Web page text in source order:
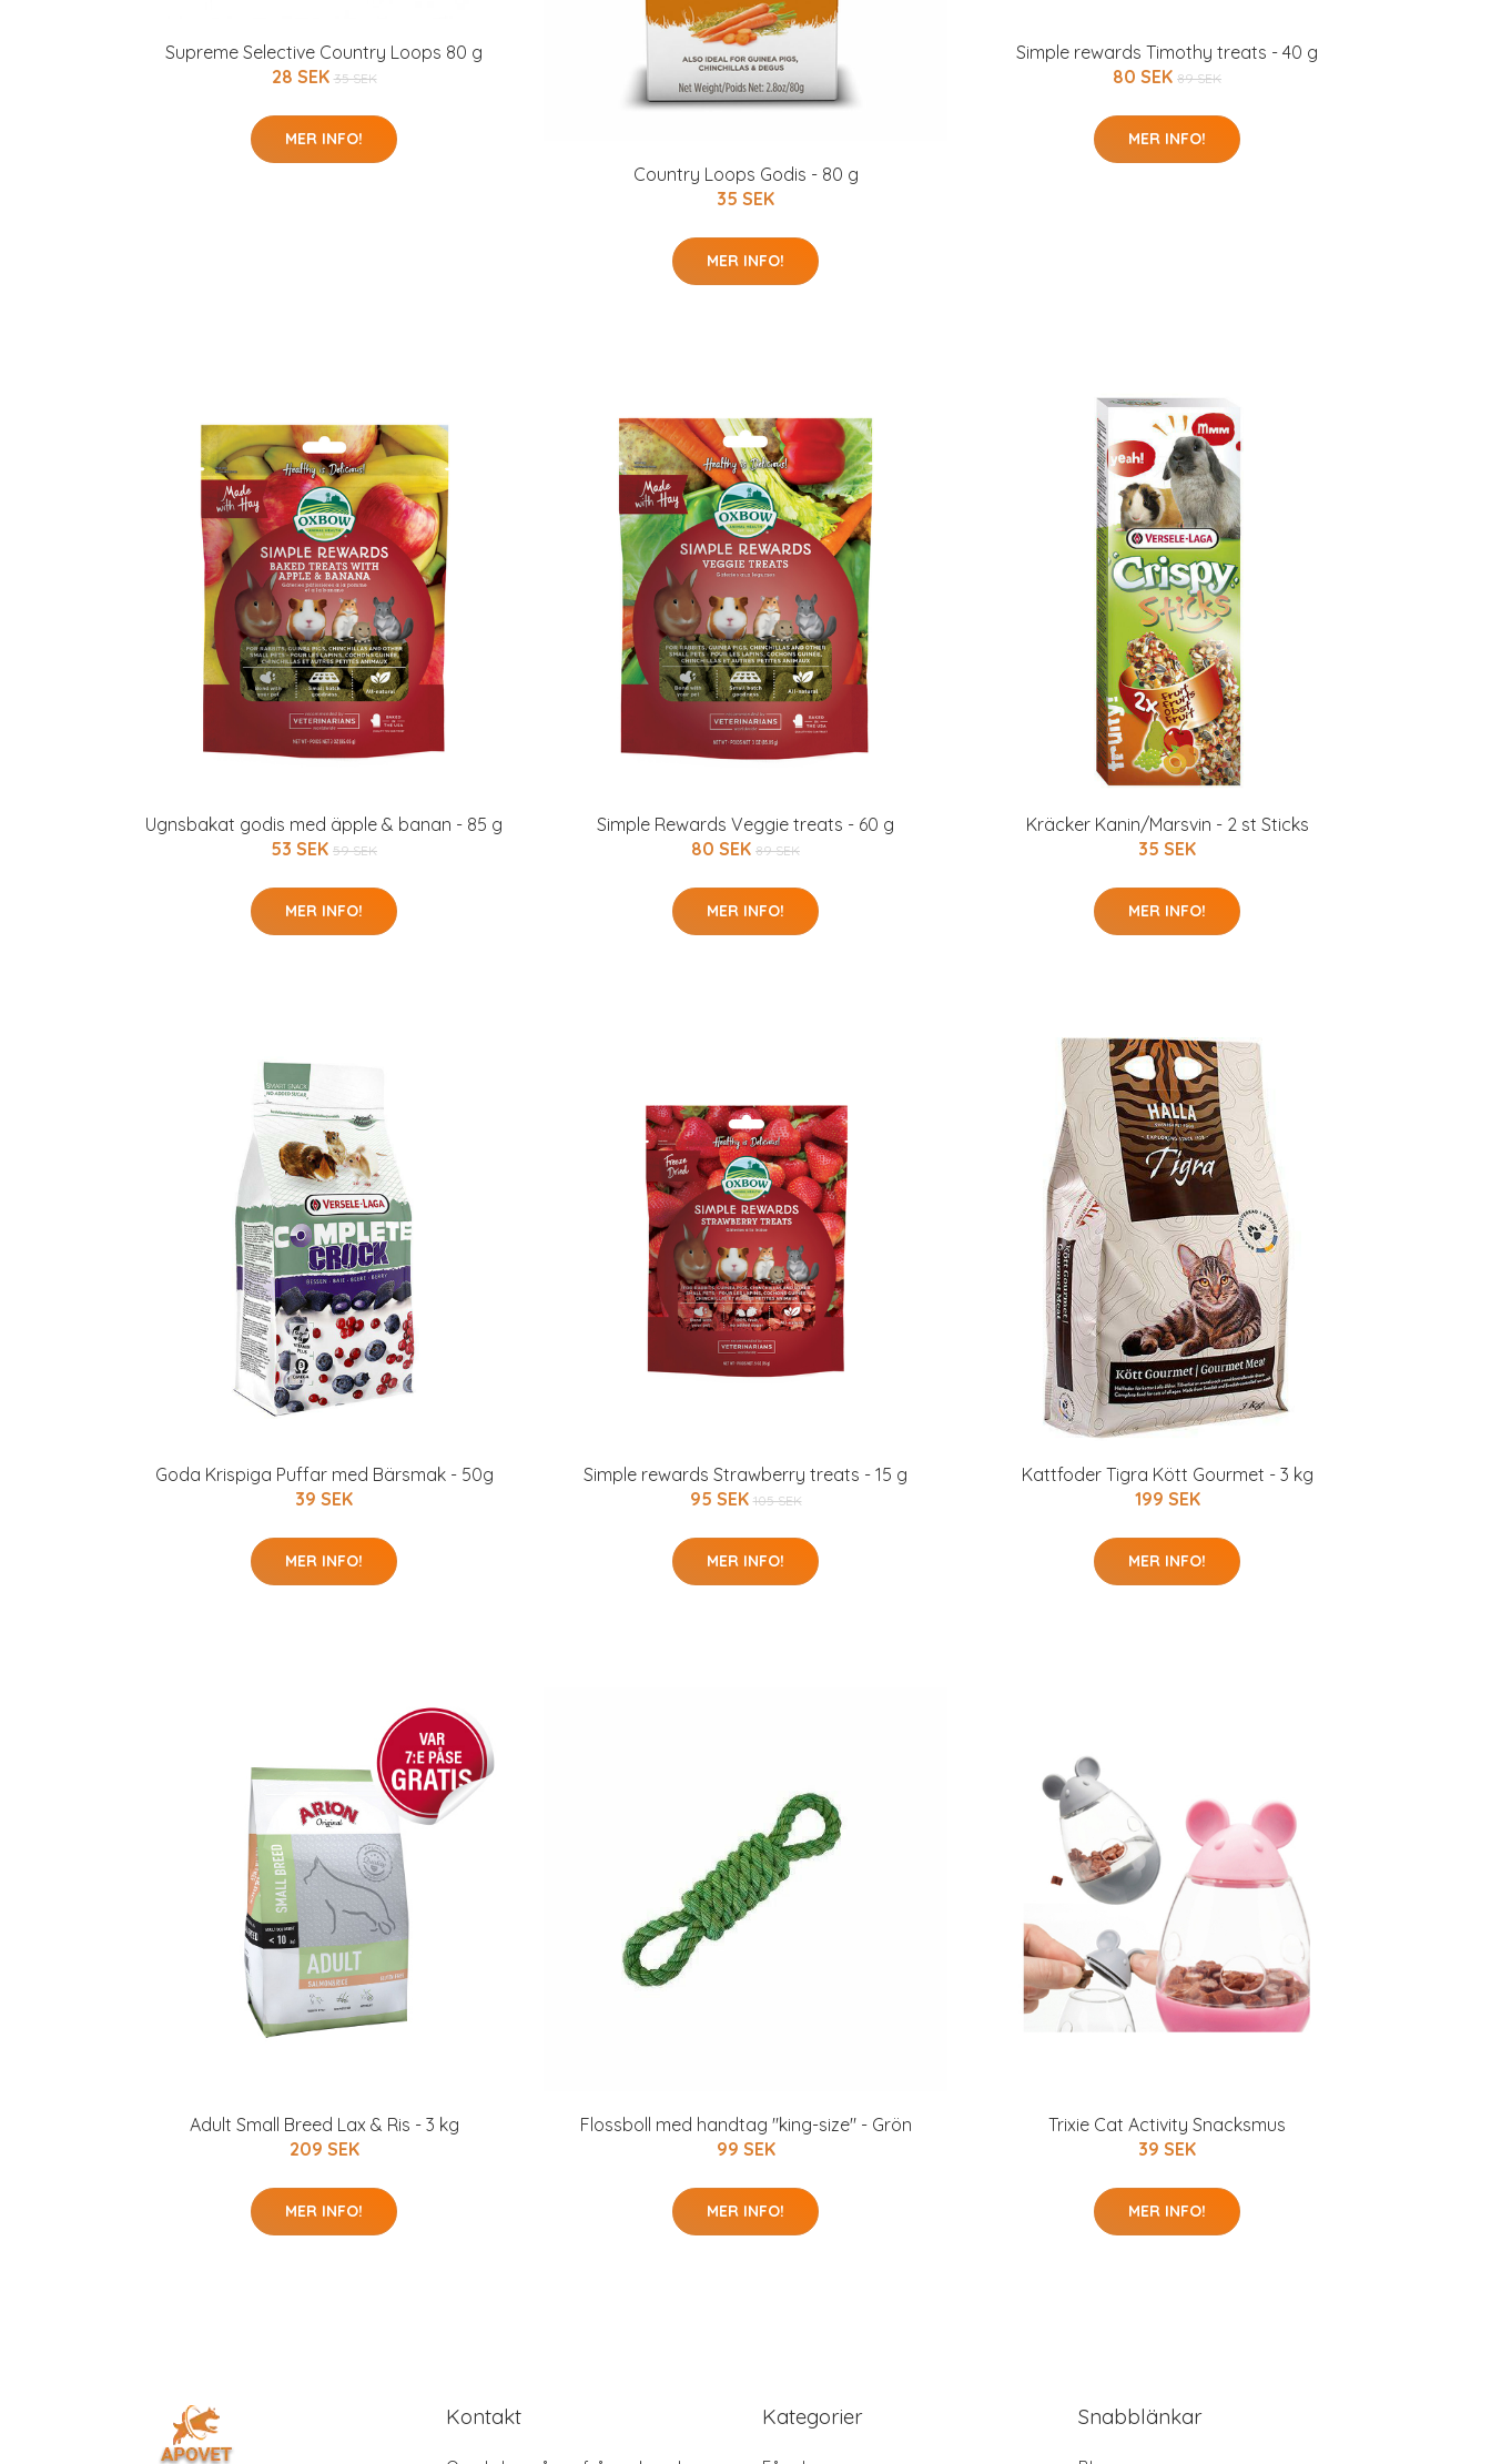
Supreme Selective Country Loops 80 g
28 SEK 35 SEK
MER INFO!
Country Loops Godis - 80 g
35 SEK
MER INFO!
Simple rewards Timothy treats - 40 g
80 SEK 89 SEK
MER INFO!
Ugnsbakat godis med äpple & banan - 85 g
53 SEK 59 SEK
MER INFO!
Simple Rewards Veggie treats - 60 g
80 SEK 89 SEK
MER INFO!
Kräcker Kanin/Marsvin - 2 st Sticks
35 SEK
MER INFO!
Goda Krispiga Puffar med Bärsmak - 50g
39 SEK
MER INFO!
Simple rewards Strawberry treats - 15 g
95 SEK 105 SEK
MER INFO!
Kattfoder Tigra Kött Gourmet - 3 kg
199 SEK
MER INFO!
Adult Small Breed Lax & Ris - 3 kg
209 SEK
MER INFO!
Flossboll med handtag "king-size" - Grön
99 SEK
MER INFO!
Trixie Cat Activity Snacksmus
39 SEK
MER INFO!
Kontakt Kategorier Snabblänkar